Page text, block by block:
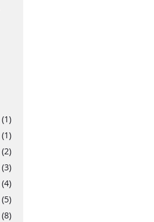
(1)
(1)
(2)
(3)
(4)
(5)
(8)